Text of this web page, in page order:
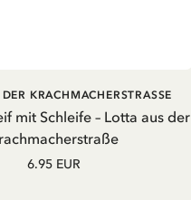
DEN WARENKORB
mit Schleife – Lotta aus der
KRACHMACHERSTRASSE
6.95 EUR